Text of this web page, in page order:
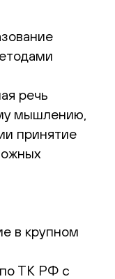
речь
мышлению,
принятие
в крупном
ТК РФ с